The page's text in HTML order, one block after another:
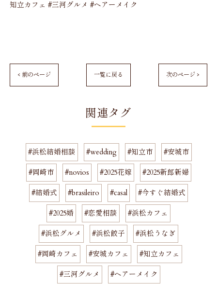
知立カフェ #三河グルメ #ヘアーメイク
< 前のページ 一覧に戻る 次のページ >
関連タグ
#浜松結婚相談 #wedding #知立市 #安城市
#岡崎市 #novios #2025花嫁 #2025新郎新婦
#結婚式 #brasileiro #casal #今すぐ結婚式
#2025婚 #恋愛相談 #浜松カフェ
#浜松グルメ #浜松餃子 #浜松うなぎ
#岡崎カフェ #安城カフェ #知立カフェ
#三河グルメ #ヘアーメイク